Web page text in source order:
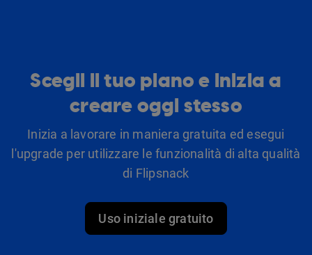
Scegli il tuo piano e inizia a
creare oggi stesso
Inizia a lavorare in maniera gratuita ed esegui
l'upgrade per utilizzare le funzionalità di alta qualità
di Flipsnack
Uso iniziale gratuito